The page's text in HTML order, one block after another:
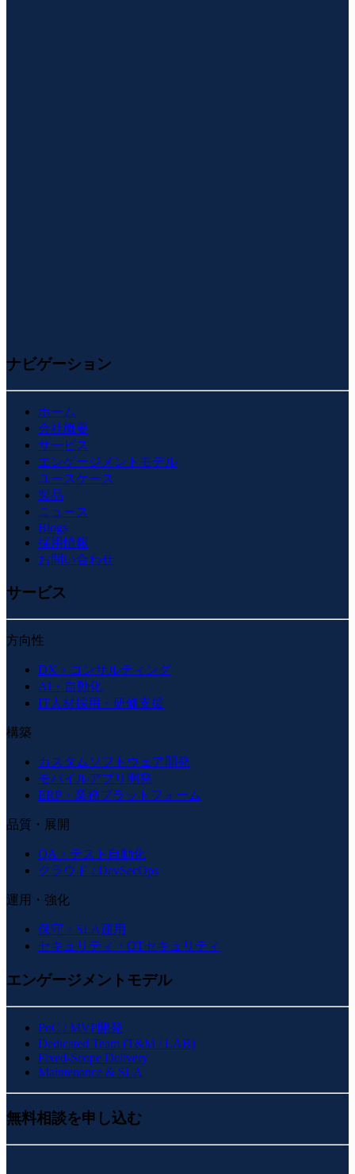
ナビゲーション
ホーム
会社概要
サービス
エンゲージメントモデル
ユースケース
製品
ニュース
Blogs
採用情報
お問い合わせ
サービス
方向性
DX・コンサルティング
AI・自動化
IT人材採用・研修支援
構築
カスタムソフトウェア開発
モバイルアプリ開発
ERP・業務プラットフォーム
品質・展開
QA・テスト自動化
クラウド / DevSecOps
運用・強化
保守・SLA運用
セキュリティ・OTセキュリティ
エンゲージメントモデル
PoC / MVP開発
Dedicated Team (T&M / LAB)
Fixed-Scope Delivery
Maintenance & SLA
無料相談を申し込む